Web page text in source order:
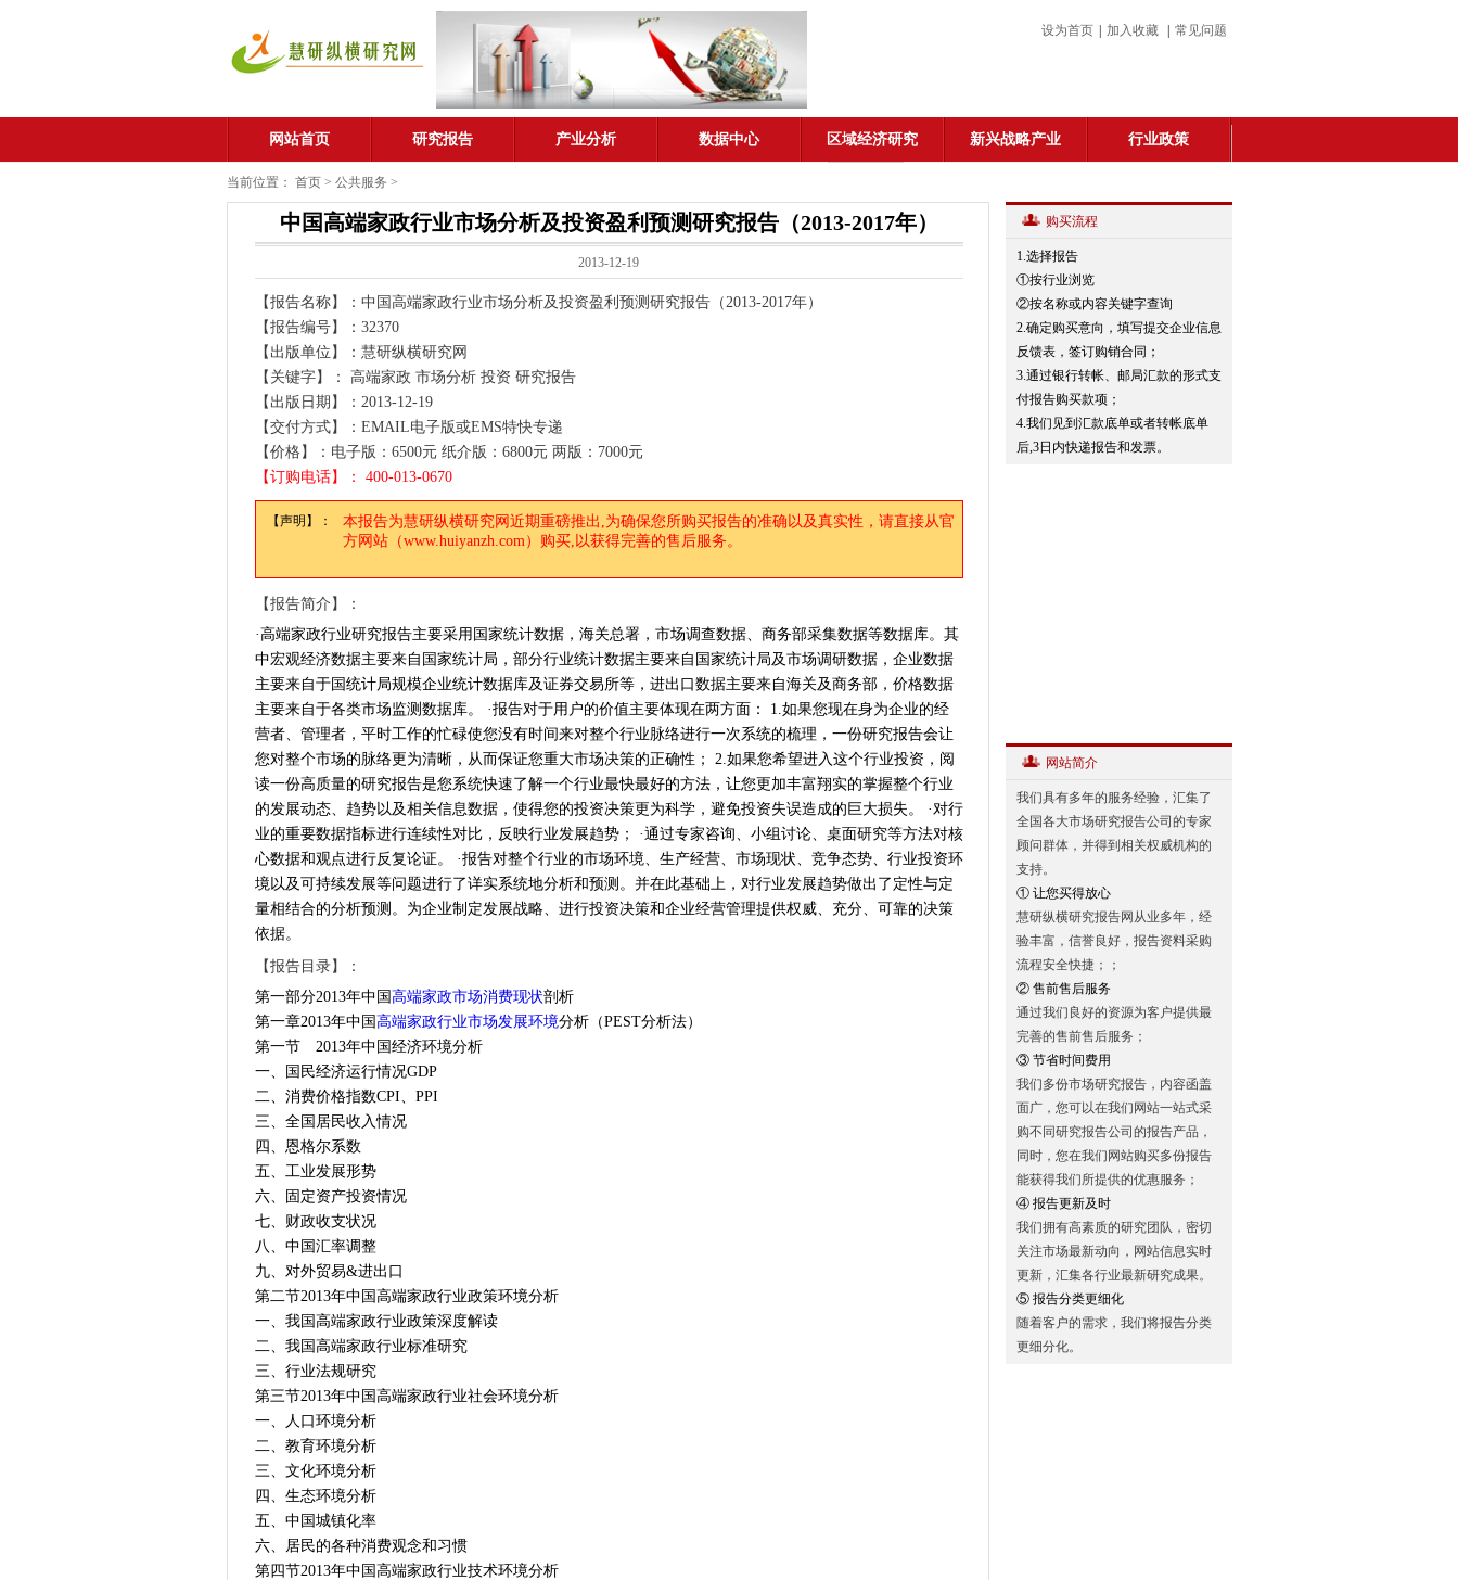
设为首页 加入收藏 常见问题
网站首页 研究报告 产业分析 数据中心 区域经济研究 新兴战略产业 行业政策
当前位置： 首页> 公共服务 >
中国高端家政行业市场分析及投资盈利预测研究报告（2013-2017年）
2013-12-19
【报告名称】：中国高端家政行业市场分析及投资盈利预测研究报告（2013-2017年）
【报告编号】：32370
【出版单位】：慧研纵横研究网
【关键字】： 高端家政 市场分析 投资 研究报告
【出版日期】：2013-12-19
【交付方式】：EMAIL电子版或EMS特快专递
【价格】：电子版：6500元 纸介版：6800元 两版：7000元
【订购电话】： 400-013-0670
【声明】：
本报告为慧研纵横研究网近期重磅推出,为确保您所购买报告的准确以及真实性，请直接从官
方网站（www.huiyanzh.com）购买,以获得完善的售后服务。
【报告简介】：
·高端家政行业研究报告主要采用国家统计数据，海关总署，市场调查数据、商务部采集数据等数据库。其
中宏观经济数据主要来自国家统计局，部分行业统计数据主要来自国家统计局及市场调研数据，企业数据
主要来自于国统计局规模企业统计数据库及证券交易所等，进出口数据主要来自海关及商务部，价格数据
主要来自于各类市场监测数据库。 ·报告对于用户的价值主要体现在两方面： 1.如果您现在身为企业的经
营者、管理者，平时工作的忙碌使您没有时间来对整个行业脉络进行一次系统的梳理，一份研究报告会让
您对整个市场的脉络更为清晰，从而保证您重大市场决策的正确性； 2.如果您希望进入这个行业投资，阅
读一份高质量的研究报告是您系统快速了解一个行业最快最好的方法，让您更加丰富翔实的掌握整个行业
的发展动态、趋势以及相关信息数据，使得您的投资决策更为科学，避免投资失误造成的巨大损失。 ·对行
业的重要数据指标进行连续性对比，反映行业发展趋势； ·通过专家咨询、小组讨论、桌面研究等方法对核
心数据和观点进行反复论证。 ·报告对整个行业的市场环境、生产经营、市场现状、竞争态势、行业投资环
境以及可持续发展等问题进行了详实系统地分析和预测。并在此基础上，对行业发展趋势做出了定性与定
量相结合的分析预测。为企业制定发展战略、进行投资决策和企业经营管理提供权威、充分、可靠的决策
依据。
【报告目录】：
第一部分2013年中国 高端家政市场消费现状剖析
第一章2013年中国 高端家政行业市场发展环境分析（PEST分析法）
第一节 2013年中国经济环境分析
一、国民经济运行情况GDP
二、消费价格指数CPI、PPI
三、全国居民收入情况
四、恩格尔系数
五、工业发展形势
六、固定资产投资情况
七、财政收支状况
八、中国汇率调整
九、对外贸易&进出口
第二节2013年中国高端家政行业政策环境分析
一、我国高端家政行业政策深度解读
二、我国高端家政行业标准研究
三、行业法规研究
第三节2013年中国高端家政行业社会环境分析
一、人口环境分析
二、教育环境分析
三、文化环境分析
四、生态环境分析
五、中国城镇化率
六、居民的各种消费观念和习惯
第四节2013年中国高端家政行业技术环境分析
购买流程
1.选择报告
①按行业浏览
②按名称或内容关键字查询
2.确定购买意向，填写提交企业信息
反馈表，签订购销合同；
3.通过银行转帐、邮局汇款的形式支
付报告购买款项；
4.我们见到汇款底单或者转帐底单
后,3日内快递报告和发票。
网站简介
我们具有多年的服务经验，汇集了
全国各大市场研究报告公司的专家
顾问群体，并得到相关权威机构的
支持。
① 让您买得放心
慧研纵横研究报告网从业多年，经
验丰富，信誉良好，报告资料采购
流程安全快捷；；
② 售前售后服务
通过我们良好的资源为客户提供最
完善的售前售后服务；
③ 节省时间费用
我们多份市场研究报告，内容函盖
面广，您可以在我们网站一站式采
购不同研究报告公司的报告产品，
同时，您在我们网站购买多份报告
能获得我们所提供的优惠服务；
④ 报告更新及时
我们拥有高素质的研究团队，密切
关注市场最新动向，网站信息实时
更新，汇集各行业最新研究成果。
⑤ 报告分类更细化
随着客户的需求，我们将报告分类
更细分化。